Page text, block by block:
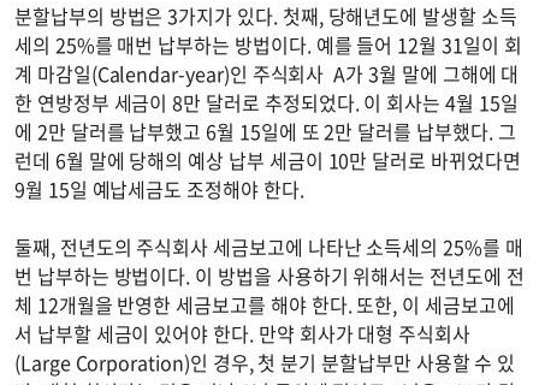
분할납부의 방법은 3가지가 있다. 첫째, 당해년도에 발생할 소득
세의 25%를 매번 납부하는 방법이다. 예를 들어 12월 31일이 회
계 마감일(Calendar-year)인 주식회사 A가 3월 말에 그해에 대
한 연방정부 세금이 8만 달러로 추정되었다. 이 회사는 4월 15일
에 2만 달러를 납부했고 6월 15일에 또 2만 달러를 납부했다. 그
런데 6월 말에 당해의 예상 납부 세금이 10만 달러로 바뀌었다면
9월 15일 예납세금도 조정해야 한다.
둘째, 전년도의 주식회사 세금보고에 나타난 소득세의 25%를 매
번 납부하는 방법이다. 이 방법을 사용하기 위해서는 전년도에 전
체 12개월을 반영한 세금보고를 해야 한다. 또한, 이 세금보고에
서 납부할 세금이 있어야 한다. 만약 회사가 대형 주식회사
(Large Corporation)인 경우, 첫 분기 분할납부만 사용할 수 있